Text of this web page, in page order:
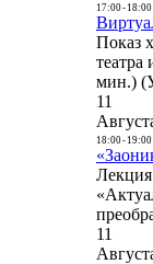
17:00- 18:00
Показ
мин.)
11
18:00- 19:00
11